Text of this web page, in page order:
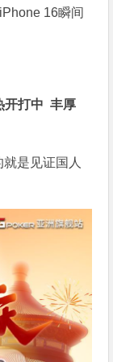
16瞬间
开打中 丰厚
是见证国人